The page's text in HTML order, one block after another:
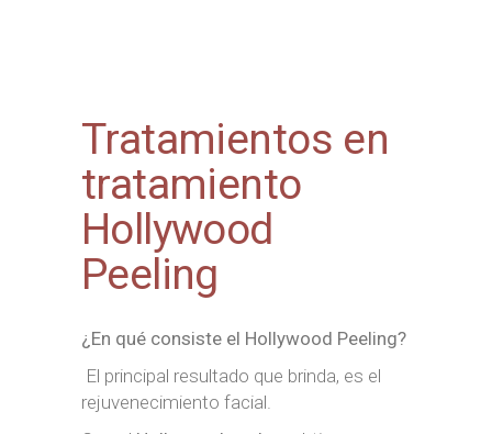
Tratamientos en
tratamiento
Hollywood
Peeling
¿En qué consiste el Hollywood Peeling?
El principal resultado que brinda, es el
rejuvenecimiento facial.